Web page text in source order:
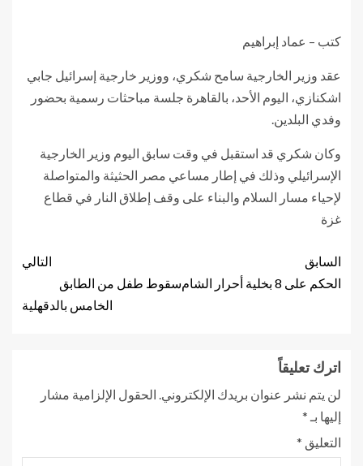
كتب – عماد إبراهيم
عقد وزير الخارجية سامح شكري، ووزير خارجية إسرائيل جابي
اشكنازي، اليوم الأحد، بالقاهرة جلسة مباحثات رسمية بحضور
وفدي البلدين.
وكان شكري قد استقبل في وقت سابق اليوم وزير الخارجية
الإسرائيلي وذلك في إطار مساعي مصر الحثيثة والمتواصلة
لإحياء مسار السلام والبناء على وقف إطلاق النار في قطاع
غزة
السابق
الحكم على 8 بخلية أحرار الشام‎
التالي
سقوط طفل من الطابق
الخامس بالدقهلية
اترك تعليقاً
لن يتم نشر عنوان بريدك الإلكتروني. الحقول الإلزامية مشار
إليها بـ *
التعليق *